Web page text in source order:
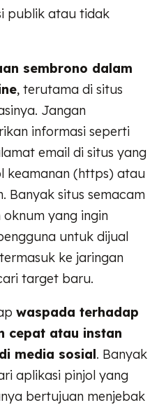
publik atau tidak
sembrono dalam
, terutama di situs
Jangan
informasi seperti
email di situs yang
keamanan (https) atau
Banyak situs semacam
yang ingin
untuk dijual
ke jaringan
target baru.
waspada terhadap
cepat atau instan
media sosial. Banyak
aplikasi pinjol yang
bertujuan menjebak